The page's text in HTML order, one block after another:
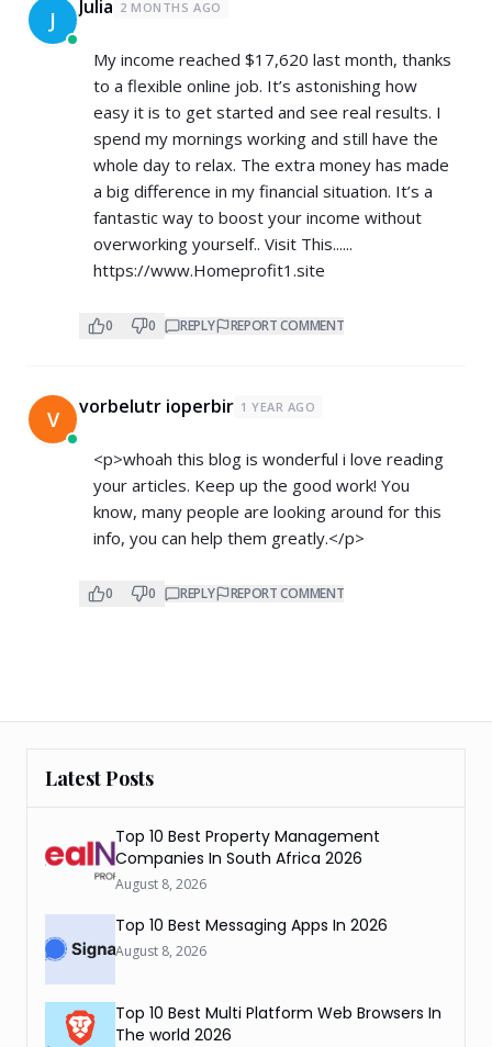
J Julia 2 MONTHS AGO
My income reached $17,620 last month, thanks
to a flexible online job. It’s astonishing how
easy it is to get started and see real results. I
spend my mornings working and still have the
whole day to relax. The extra money has made
a big difference in my financial situation. It’s a
fantastic way to boost your income without
overworking yourself.. Visit This......
https://www.Homeprofit1.site
0 0 REPLY REPORT COMMENT
V vorbelutr ioperbir 1 YEAR AGO
<p>whoah this blog is wonderful i love reading
your articles. Keep up the good work! You
know, many people are looking around for this
info, you can help them greatly.</p>
0 0 REPLY REPORT COMMENT
Latest Posts
Top 10 Best Property Management
Companies In South Africa 2026
August 8, 2026
Top 10 Best Messaging Apps In 2026
August 8, 2026
Top 10 Best Multi Platform Web Browsers In
The world 2026